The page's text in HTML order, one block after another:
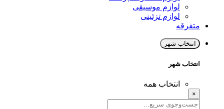
لوازم موسیقی
لوازم تزئینی
متفرقه
انتخاب شهر
انتخاب شهر
انتخاب همه
×